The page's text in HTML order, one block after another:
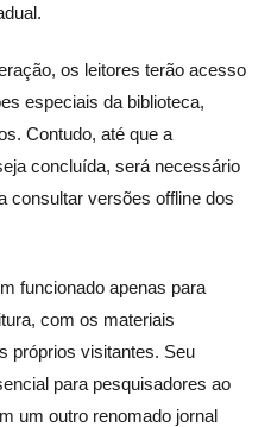
os leitores terão acesso
especiais da biblioteca,
Contudo, até que a
concluída, será necessário
consultar versões offline dos
funcionado apenas para
com os materiais
próprios visitantes. Seu
para pesquisadores ao
um outro renomado jornal